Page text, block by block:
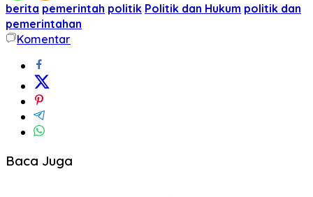
berita pemerintah politik Politik dan Hukum politik dan
pemerintahan
Komentar
Baca Juga